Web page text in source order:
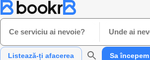
Ce serviciu ai nevoie? Unde ai
Listează-ți afacerea Sa începem